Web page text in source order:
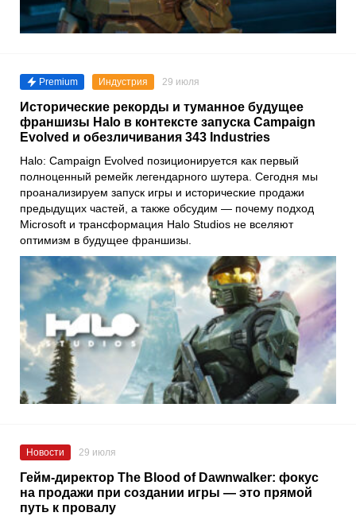
Premium Индустрия 29 июля
Исторические рекорды и туманное будущее
франшизы Halo в контексте запуска Campaign
Evolved и обезличивания 343 Industries
Halo: Campaign Evolved позиционируется как первый
полноценный ремейк легендарного шутера. Сегодня мы
проанализируем запуск игры и исторические продажи
предыдущих частей, а также обсудим — почему подход
Microsoft и трансформация Halo Studios не вселяют
оптимизм в будущее франшизы.
Новости 29 июля
Гейм-директор The Blood of Dawnwalker: фокус
на продажи при создании игры — это прямой
путь к провалу